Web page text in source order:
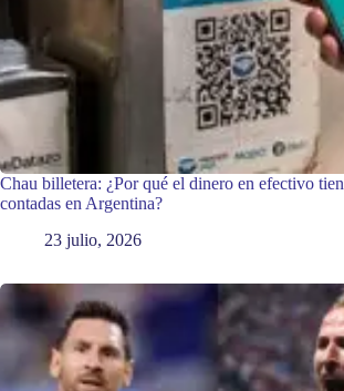
Chau billetera: ¿Por qué el dinero en efectivo
contadas en Argentina?
23 julio, 2026